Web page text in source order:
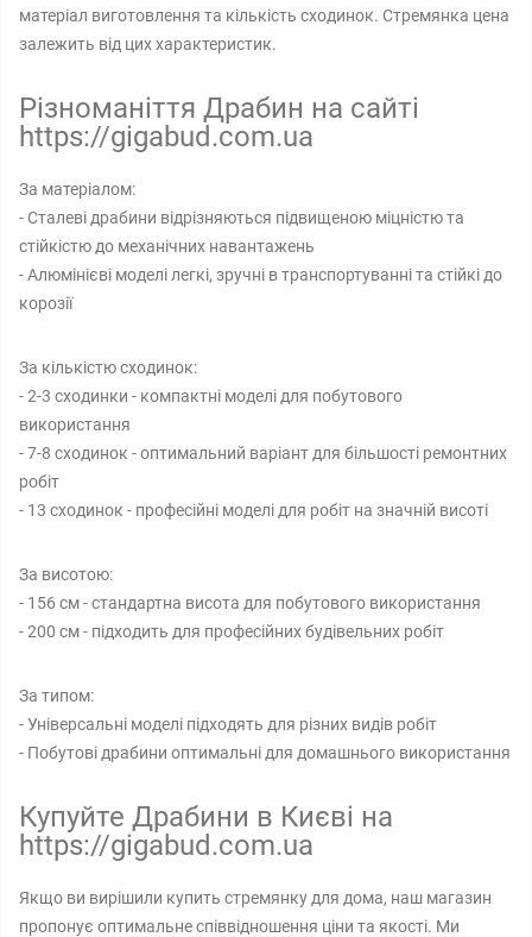
матеріал виготовлення та кількість сходинок. Стремянка цена
залежить від цих характеристик.
Різноманіття Драбин на сайті
https://gigabud.com.ua
За матеріалом:
- Сталеві драбини відрізняються підвищеною міцністю та
стійкістю до механічних навантажень
- Алюмінієві моделі легкі, зручні в транспортуванні та стійкі до
корозії
За кількістю сходинок:
- 2-3 сходинки - компактні моделі для побутового
використання
- 7-8 сходинок - оптимальний варіант для більшості ремонтних
робіт
- 13 сходинок - професійні моделі для робіт на значній висоті
За висотою:
- 156 см - стандартна висота для побутового використання
- 200 см - підходить для професійних будівельних робіт
За типом:
- Універсальні моделі підходять для різних видів робіт
- Побутові драбини оптимальні для домашнього використання
Купуйте Драбини в Києві на
https://gigabud.com.ua
Якщо ви вирішили купить стремянку для дома, наш магазин
пропонує оптимальне співвідношення ціни та якості. Ми